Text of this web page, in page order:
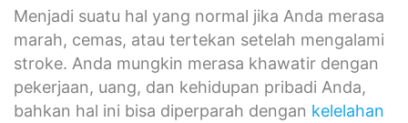
Menjadi suatu hal yang normal jika Anda merasa
marah, cemas, atau tertekan setelah mengalami
stroke. Anda mungkin merasa khawatir dengan
pekerjaan, uang, dan kehidupan pribadi Anda,
bahkan hal ini bisa diperparah dengan kelelahan